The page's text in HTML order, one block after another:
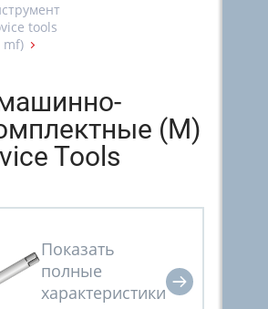
tools
mf)
(М)
Tools